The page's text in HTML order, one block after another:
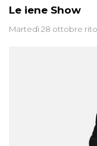
Le iene Show
Martedì 28 ottobre